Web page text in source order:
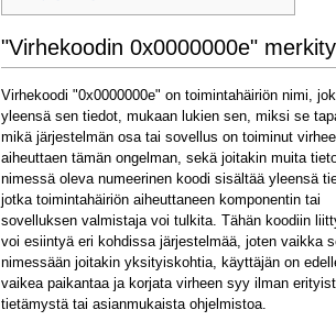
"Virhekoodin 0x0000000e"
Virhekoodi "0x0000000e" on toimintahäiriön nimi,
yleensä sen tiedot, mukaan lukien sen, miksi se
mikä järjestelmän osa tai sovellus on toiminut
aiheuttaen tämän ongelman, sekä joitakin muita
nimessä oleva numeerinen koodi sisältää yleensä
jotka toimintahäiriön aiheuttaneen komponentin tai
sovelluksen valmistaja voi tulkita. Tähän koodiin
voi esiintyä eri kohdissa järjestelmää, joten vaikka
nimessään joitakin yksityiskohtia, käyttäjän on
vaikea paikantaa ja korjata virheen syy ilman
tietämystä tai asianmukaista ohjelmistoa.